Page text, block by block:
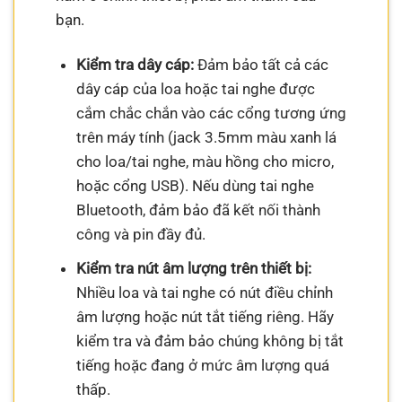
bạn.
Kiểm tra dây cáp:Đảm bảo tất cả các
dây cáp của loa hoặc tai nghe được
cắm chắc chắn vào các cổng tương ứng
trên máy tính (jack 3.5mm màu xanh lá
cho loa/tai nghe, màu hồng cho micro,
hoặc cổng USB). Nếu dùng tai nghe
Bluetooth, đảm bảo đã kết nối thành
công và pin đầy đủ.
Kiểm tra nút âm lượng trên thiết bị:
Nhiều loa và tai nghe có nút điều chỉnh
âm lượng hoặc nút tắt tiếng riêng. Hãy
kiểm tra và đảm bảo chúng không bị tắt
tiếng hoặc đang ở mức âm lượng quá
thấp.